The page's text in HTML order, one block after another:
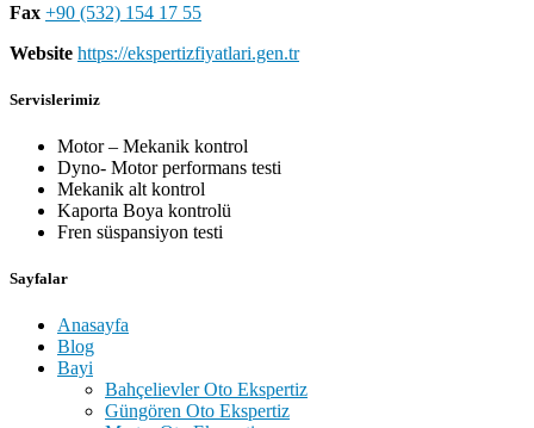
Fax +90 (532) 154 17 55
Website https://ekspertizfiyatlari.gen.tr
Servislerimiz
Motor – Mekanik kontrol
Dyno- Motor performans testi
Mekanik alt kontrol
Kaporta Boya kontrolü
Fren süspansiyon testi
Sayfalar
Anasayfa
Blog
Bayi
Bahçelievler Oto Ekspertiz
Güngören Oto Ekspertiz